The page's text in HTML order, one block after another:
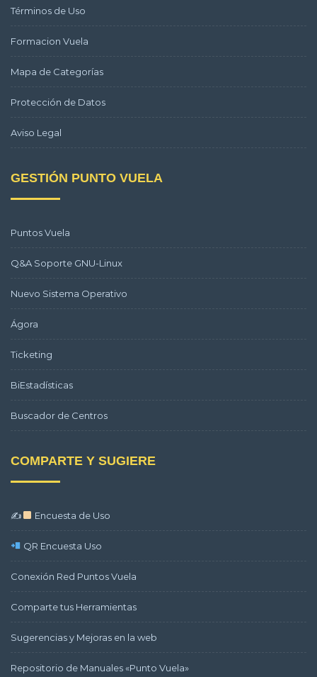
Términos de Uso
Formacion Vuela
Mapa de Categorías
Protección de Datos
Aviso Legal
GESTIÓN PUNTO VUELA
Puntos Vuela
Q&A Soporte GNU-Linux
Nuevo Sistema Operativo
Ágora
Ticketing
BiEstadísticas
Buscador de Centros
COMPARTE Y SUGIERE
✍ Encuesta de Uso
QR Encuesta Uso
Conexión Red Puntos Vuela
Comparte tus Herramientas
Sugerencias y Mejoras en la web
Repositorio de Manuales «Punto Vuela»